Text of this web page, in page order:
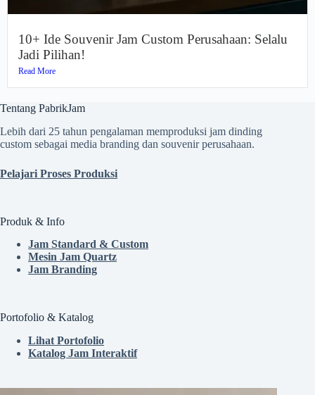
10+ Ide Souvenir Jam Custom Perusahaan: Selalu
Jadi Pilihan!
Read More
Tentang PabrikJam
Lebih dari 25 tahun pengalaman memproduksi jam dinding
custom sebagai media branding dan souvenir perusahaan.
Pelajari Proses Produksi
Produk & Info
Jam Standard & Custom
Mesin Jam Quartz
Jam Branding
Portofolio & Katalog
Lihat Portofolio
Katalog Jam Interaktif